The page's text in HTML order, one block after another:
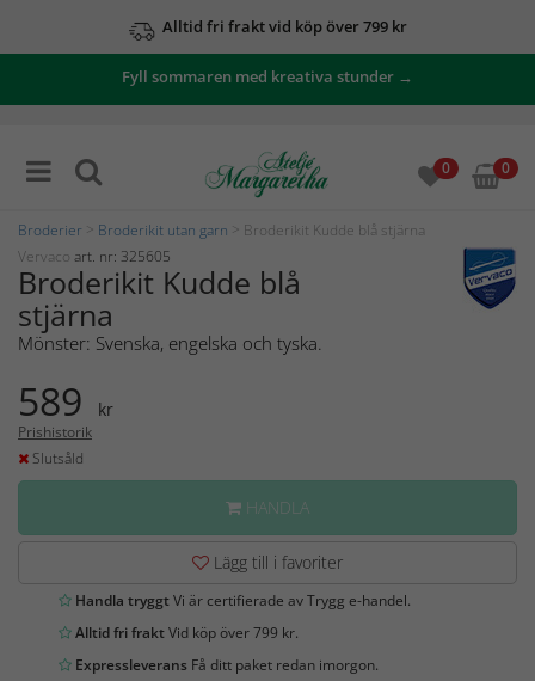
Alltid fri frakt vid köp över 799 kr
Fyll sommaren med kreativa stunder →
0 0
Broderier Broderikit utan garn > Broderikit Kudde blå stjärna
Vervaco art. nr: 325605
Broderikit Kudde blå
stjärna
Mönster: Svenska, engelska och tyska.
589 kr
Prishistorik
Slutsåld
HANDLA
Lägg till i favoriter
Handla tryggtVi är certifierade av Trygg e-handel.
Alltid fri fraktVid köp över 799 kr.
Expressleverans Få ditt paket redan imorgon.